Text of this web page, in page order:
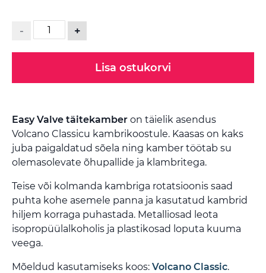
- +
Lisa ostukorvi
Easy Valve täitekamber on täielik asendus
Volcano Classicu kambrikoostule. Kaasas on kaks
juba paigaldatud sõela ning kamber töötab su
olemasolevate õhupallide ja klambritega.
Teise või kolmanda kambriga rotatsioonis saad
puhta kohe asemele panna ja kasutatud kambrid
hiljem korraga puhastada. Metalliosad leota
isopropüülalkoholis ja plastikosad loputa kuuma
veega.
Mõeldud kasutamiseks koos: Volcano Classic.
gallery